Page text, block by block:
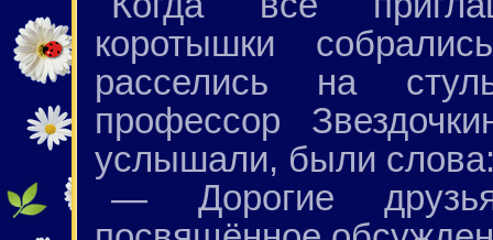
коротышки
расселись на
профессор
услышали, были
— Дорогие